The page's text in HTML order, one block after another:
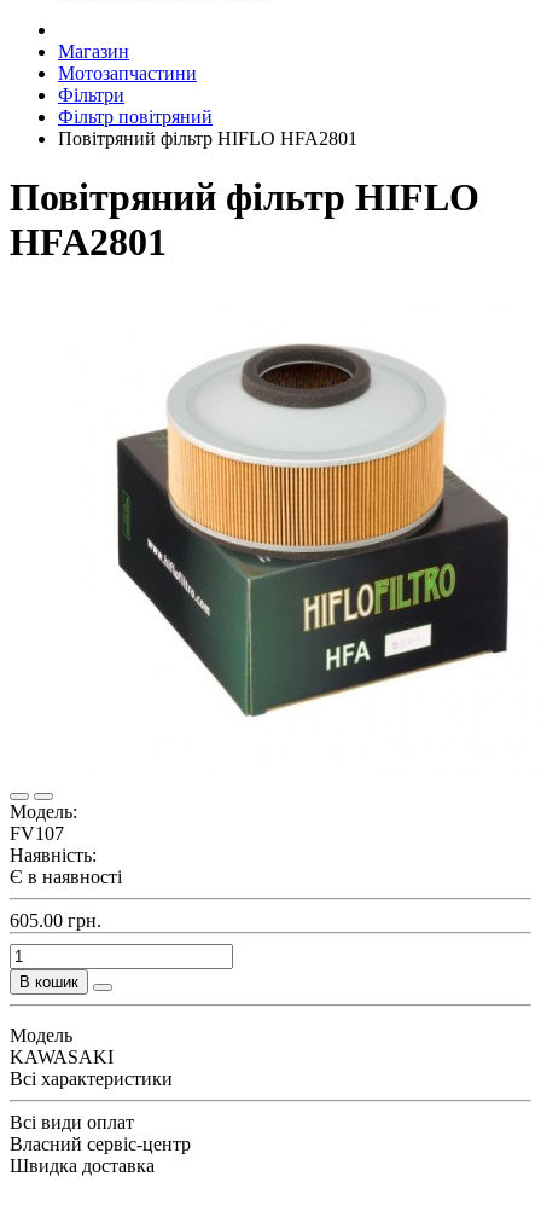
Магазин
Мотозапчастини
Фільтри
Фільтр повітряний
Повітряний фільтр HIFLO HFA2801
Повітряний фільтр HIFLO
HFA2801
Модель:
FV107
Наявність:
Є в наявності
605.00 грн.
В кошик
Модель
KAWASAKI
Всі характеристики
Всі види оплат
Власний сервіс-центр
Швидка доставка